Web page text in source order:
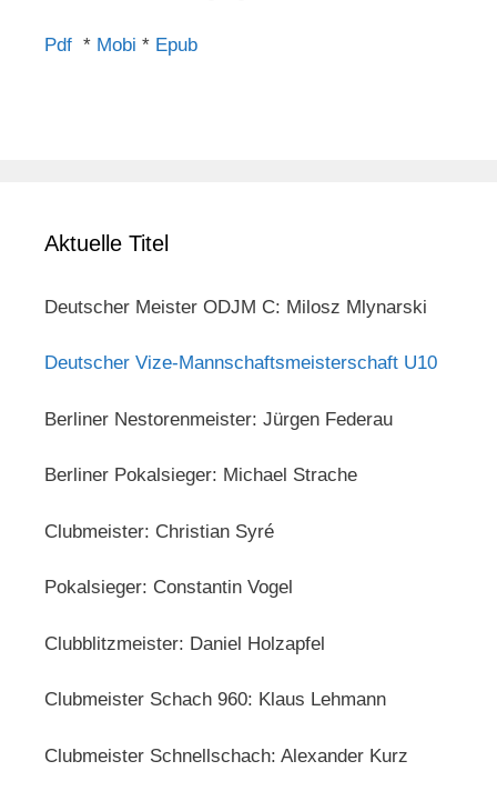
Pdf * Mobi * Epub
Aktuelle Titel
Deutscher Meister ODJM C: Milosz Mlynarski
Deutscher Vize-Mannschaftsmeisterschaft U10
Berliner Nestorenmeister: Jürgen Federau
Berliner Pokalsieger: Michael Strache
Clubmeister: Christian Syré
Pokalsieger: Constantin Vogel
Clubblitzmeister: Daniel Holzapfel
Clubmeister Schach 960: Klaus Lehmann
Clubmeister Schnellschach: Alexander Kurz